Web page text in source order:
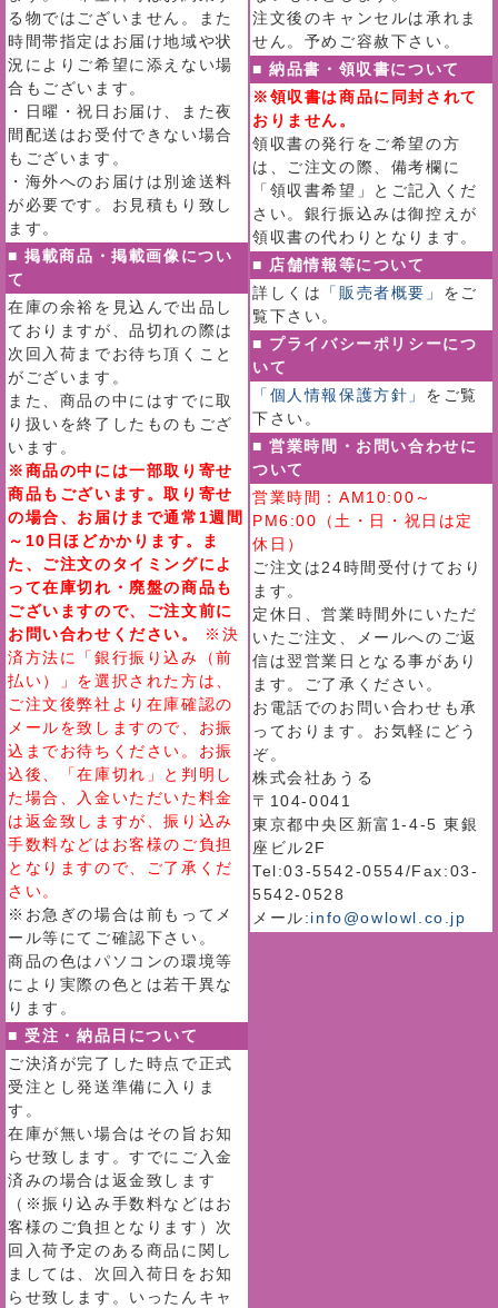
る物ではございません。また
時間帯指定はお届け地域や状
況によりご希望に添えない場
合もございます。
・日曜・祝日お届け、また夜
間配送はお受付できない場合
もございます。
・海外へのお届けは別途送料
が必要です。お見積もり致し
ます。
■ 掲載商品・掲載画像につい
て
在庫の余裕を見込んで出品し
ておりますが、品切れの際は
次回入荷までお待ち頂くこと
がございます。
また、商品の中にはすでに取
り扱いを終了したものもござ
います。
※商品の中には一部取り寄せ
商品もございます。取り寄せ
の場合、お届けまで通常1週間
～10日ほどかかります。ま
た、ご注文のタイミングによ
って在庫切れ・廃盤の商品も
ございますので、ご注文前に
お問い合わせください。
※決
済方法に「銀行振り込み（前
払い）」を選択された方は、
ご注文後弊社より在庫確認の
メールを致しますので、お振
込までお待ちください。お振
込後、「在庫切れ」と判明し
た場合、入金いただいた料金
は返金致しますが、振り込み
手数料などはお客様のご負担
となりますので、ご了承くだ
さい。
※お急ぎの場合は前もってメ
ール等にてご確認下さい。
商品の色はパソコンの環境等
により実際の色とは若干異な
ります。
■ 受注・納品日について
ご決済が完了した時点で正式
受注とし発送準備に入りま
す。
在庫が無い場合はその旨お知
らせ致します。すでにご入金
済みの場合は返金致します
（※振り込み手数料などはお
客様のご負担となります）次
回入荷予定のある商品に関し
ましては、次回入荷日をお知
らせ致します。いったんキャ
注文後のキャンセルは承れま
せん。予めご容赦下さい。
■ 納品書・領収書について
※領収書は商品に同封されて
おりません。
領収書の発行をご希望の方
は、ご注文の際、備考欄に
「領収書希望」とご記入くだ
さい。銀行振込みは御控えが
領収書の代わりとなります。
■ 店舗情報等について
詳しくは
「販売者概要」 をご
覧下さい。
■ プライバシーポリシーにつ
いて
「個人情報保護方針」 をご覧
下さい。
■ 営業時間・お問い合わせに
ついて
営業時間：AM10:00～
PM6:00（土・日・祝日は定
休日）
ご注文は24時間受付けており
ます。
定休日、営業時間外にいただ
いたご注文、メールへのご返
信は翌営業日となる事があり
ます。ご了承ください。
お電話でのお問い合わせも承
っております。お気軽にどう
ぞ。
株式会社あうる
〒104-0041
東京都中央区新富1-4-5 東銀
座ビル2F
Tel:03-5542-0554/Fax:03-
5542-0528
メール:info@owlowl.co.jp